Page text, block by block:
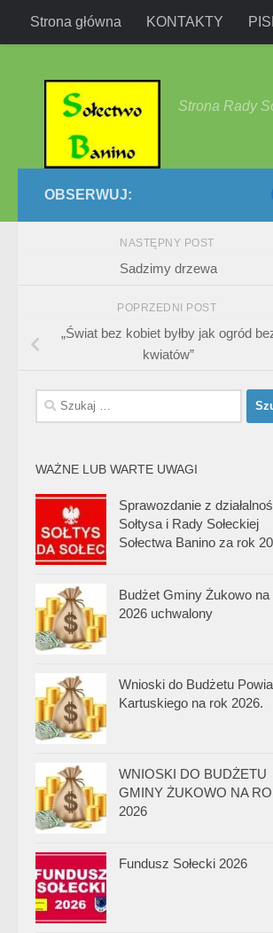
Przejdź do treści
Strona główna KONTAKTY
Strona Rady
OBSERWUJ:
NASTĘPNY POST
Sadzimy drzewa
POPRZEDNI POST
„Świat bez kobiet byłby jak ogród
kwiatów”
Szukaj:
WAŻNE LUB WARTE UWAGI
Sprawozdanie z
Sołtysa i Rady Sołeckiej
Sołectwa Banino za rok
Budżet Gminy Żukowo na
2026 uchwalony
Wnioski do Budżetu
Kartuskiego na rok 2026.
WNIOSKI DO BUDŻETU
GMINY ŻUKOWO NA
2026
Fundusz Sołecki 2026